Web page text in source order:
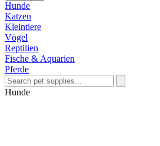
Hunde
Katzen
Kleintiere
Vögel
Reptilien
Fische & Aquarien
Pferde
Hunde